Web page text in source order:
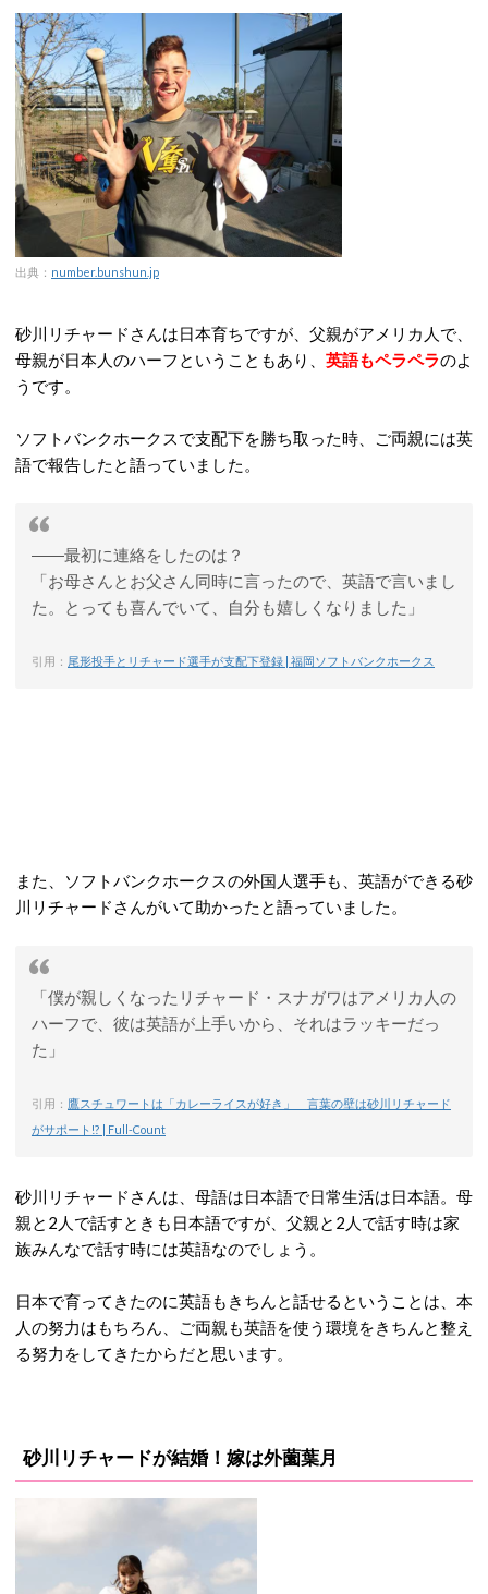
出典： number.bunshun.jp
砂川リチャードさんは日本育ちですが、父親がアメリカ人で、
母親が日本人のハーフということもあり、 英語もペラペラのよ
うです。
ソフトバンクホークスで支配下を勝ち取った時、ご両親には英
語で報告したと語っていました。
――最初に連絡をしたのは？
「お母さんとお父さん同時に言ったので、英語で言いまし
た。とっても喜んでいて、自分も嬉しくなりました」
引用： 尾形投手とリチャード選手が支配下登録 | 福岡ソフトバンクホークス
また、ソフトバンクホークスの外国人選手も、英語ができる砂
川リチャードさんがいて助かったと語っていました。
「僕が親しくなったリチャード・スナガワはアメリカ人の
ハーフで、彼は英語が上手いから、それはラッキーだっ
た」
引用： 鷹スチュワートは「カレーライスが好き」 言葉の壁は砂川リチャード
がサポート!? | Full-Count
砂川リチャードさんは、母語は日本語で日常生活は日本語。母
親と2人で話すときも日本語ですが、父親と2人で話す時は家
族みんなで話す時には英語なのでしょう。
日本で育ってきたのに英語もきちんと話せるということは、本
人の努力はもちろん、ご両親も英語を使う環境をきちんと整え
る努力をしてきたからだと思います。
砂川リチャードが結婚！嫁は外薗葉月